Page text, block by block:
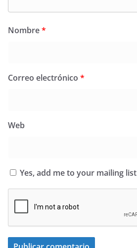
Nombre*
Correo electrónico *
Web
Yes, add me to your mailing list